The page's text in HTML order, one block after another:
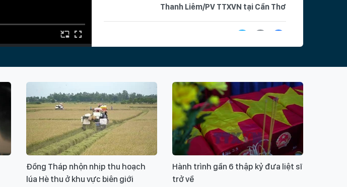
Thanh Liêm/PV TTXVN tại Cần Thơ
hài cốt liệt sĩ giám định ADN xác định danh tính
quy tập tìm kiếm chiến dịch 500 ngày đêm
Ý KIẾN BẠN ĐỌC
Đồng Tháp nhộn nhịp thu hoạch
lúa Hè thu ở khu vực biên giới
Hành trình gần 6 thập kỷ đưa liệt sĩ
trở về